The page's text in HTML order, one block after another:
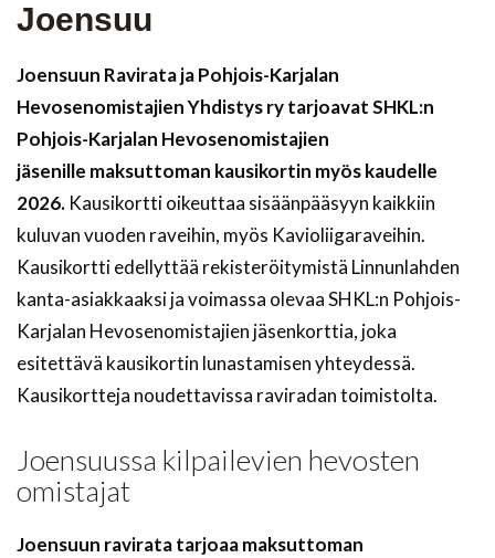
Joensuu
Joensuun Ravirata ja Pohjois-Karjalan
Hevosenomistajien Yhdistys ry tarjoavat SHKL:n
Pohjois-Karjalan Hevosenomistajien
jäsenille maksuttoman kausikortin myös kaudelle
2026. Kausikortti oikeuttaa sisäänpääsyyn kaikkiin
kuluvan vuoden raveihin, myös Kavioliigaraveihin.
Kausikortti edellyttää rekisteröitymistä Linnunlahden
kanta-asiakkaaksi ja voimassa olevaa SHKL:n Pohjois-
Karjalan Hevosenomistajien jäsenkorttia, joka
esitettävä kausikortin lunastamisen yhteydessä.
Kausikortteja noudettavissa raviradan toimistolta.
Joensuussa kilpailevien hevosten
omistajat
Joensuun ravirata tarjoaa maksuttoman